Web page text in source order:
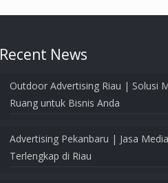
Recent News
Outdoor Advertising Riau | Solusi
Ruang untuk Bisnis Anda
Advertising Pekanbaru | Jasa
Terlengkap di Riau